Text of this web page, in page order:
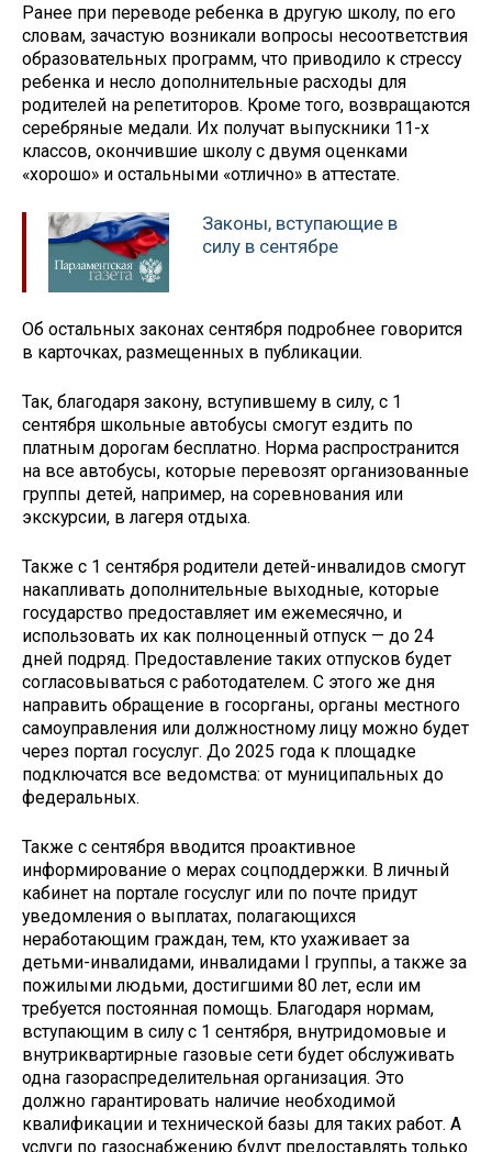
Ранее при переводе ребенка в другую школу, по его
словам, зачастую возникали вопросы несоответствия
образовательных программ, что приводило к стрессу
ребенка и несло дополнительные расходы для
родителей на репетиторов. Кроме того, возвращаются
серебряные медали. Их получат выпускники 11-х
классов, окончившие школу с двумя оценками
«хорошо» и остальными «отлично» в аттестате.
Законы, вступающие в
силу в сентябре
Об остальных законах сентября подробнее говорится
в карточках, размещенных в публикации.
Так, благодаря закону, вступившему в силу, с 1
сентября школьные автобусы смогут ездить по
платным дорогам бесплатно. Норма распространится
на все автобусы, которые перевозят организованные
группы детей, например, на соревнования или
экскурсии, в лагеря отдыха.
Также с 1 сентября родители детей-инвалидов смогут
накапливать дополнительные выходные, которые
государство предоставляет им ежемесячно, и
использовать их как полноценный отпуск — до 24
дней подряд. Предоставление таких отпусков будет
согласовываться с работодателем. С этого же дня
направить обращение в госорганы, органы местного
самоуправления или должностному лицу можно будет
через портал госуслуг. До 2025 года к площадке
подключатся все ведомства: от муниципальных до
федеральных.
Также с сентября вводится проактивное
информирование о мерах соцподдержки. В личный
кабинет на портале госуслуг или по почте придут
уведомления о выплатах, полагающихся
неработающим граждан, тем, кто ухаживает за
детьми-инвалидами, инвалидами I группы, а также за
пожилыми людьми, достигшими 80 лет, если им
требуется постоянная помощь. Благодаря нормам,
вступающим в силу с 1 сентября, внутридомовые и
внутриквартирные газовые сети будет обслуживать
одна газораспределительная организация. Это
должно гарантировать наличие необходимой
квалификации и технической базы для таких работ. А
услуги по газоснабжению будут предоставлять только